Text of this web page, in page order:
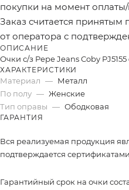
покупки на момент
Заказ считается
от оператора с
ОПИСАНИЕ
Очки с/з Pepe Jeans Coby PJ5155
ХАРАКТЕРИСТИКИ
Материал — Металл
По полу — Женские
Тип оправы — Ободковая
ГАРАНТИЯ
Вся реализуемая продукция
подтверждается сертификатами
Гарантийный срок на очки